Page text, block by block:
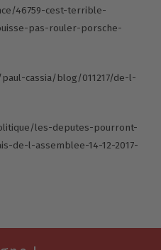
46759-cest-terrible-
pas-rouler-porsche-
cassia/blog/011217/de-l-
les-deputes-pourront-
de-l-assemblee-14-12-2017-